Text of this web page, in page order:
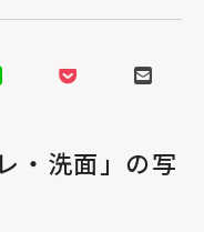
・洗面」の写